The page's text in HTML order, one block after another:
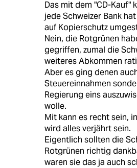
Das mit dem "CD-Kauf"
jede Schweizer Bank
auf Kopierschutz
Nein, die Rotgrünen
gegriffen, zumal die
weiteres Abkommen
Aber es ging denen
Steuereinnahmen
Regierung eins
wolle.
Mit kann es recht sein,
wird alles verjährt sein.
Eigentlich sollten die
Rotgrünen richtig
waren sie das ja auch